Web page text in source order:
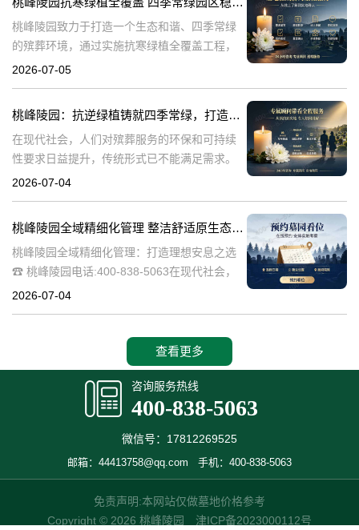
桃峰陵园致力于打造一个生态和谐、四季常绿
的殡葬环境，通过实施抗寒绿植全覆盖工程，
不仅提升了园区的美观度，也确保了园区的稳
2026-07-05
桃峰陵园：抗逆绿植铸就四季常绿，打造生态绿色殡葬典范
在现代社会，人们对殡葬服务的环保和可持续
性要求日益提升，传统形式已不能满足需求。
桃峰陵园作为绿色殡葬的先行者，致力于构建
2026-07-04
桃峰陵园全域精细化管理 整洁舒适原生态园区：打造理想安息之选
桃峰陵园全域精细化管理：打造理想安息之选
☎ 桃峰陵园电话:400-838-5063在现代社会，
人们对死亡和安息地的看法正在发生变化。越
2026-07-04
查看更多
咨询服务热线
400-838-5063
微信号：17812269525
邮箱：44413758@qq.com 手机：400-838-5063
免责声明:本网站仅做墓地价格参考
Copyright © 2026 桃峰陵园 津ICP备2023000112号